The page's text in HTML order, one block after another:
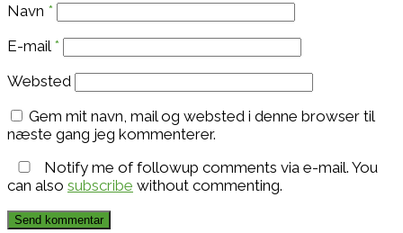
Navn *
E-mail *
Websted
Gem mit navn, mail og websted i denne browser til
næste gang jeg kommenterer.
Notify me of followup comments via e-mail. You
can also subscribe without commenting.